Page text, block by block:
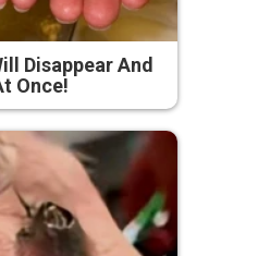
Disappear And
Once!